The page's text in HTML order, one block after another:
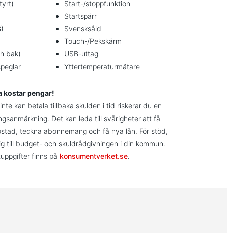
bak)
Start-/stoppfunktion
Startspärr
Svensksåld
Touch-/Pekskärm
USB-uttag
Yttertemperaturmätare
kostar pengar!
kan betala tillbaka skulden i tid riskerar du en
Det kan leda till svårigheter att få
teckna abonnemang och få nya lån. För stöd,
till budget- och skuldrådgivningen i din kommun.
finns på konsumentverket.se.